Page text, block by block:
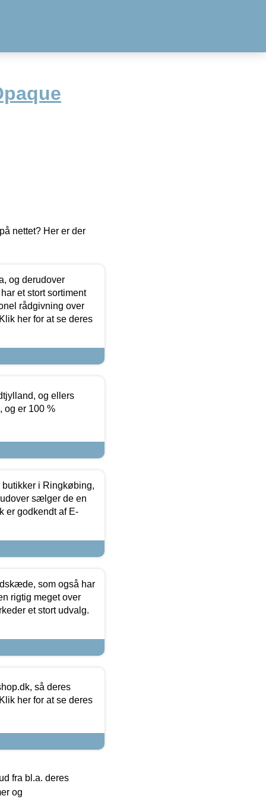
nettet? Her er der
og derudover
et stort sortiment
rådgivning over
her for at se deres
og ellers
og er 100 %
i Ringkøbing,
sælger de en
er godkendt af E-
som også har
rigtig meget over
et stort udvalg.
så deres
her for at se deres
fra bl.a. deres
og